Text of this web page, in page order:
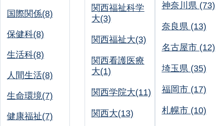
国際関係(8)
保健科(8)
生活科(8)
人間生活(8)
生命環境(7)
健康福祉(7)
関西福祉科学
大(3)
関西福祉大(3)
関西看護医療
大(1)
関西学院大(11)
関西大(13)
神奈川県 (73)
奈良県 (13)
名古屋市 (12)
埼玉県 (35)
福岡市 (17)
札幌市 (10)